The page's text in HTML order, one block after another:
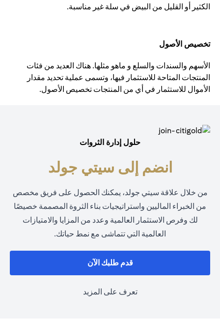
الكثير أو القليل من البيض في سلة غير مناسبة.
تخصيص الأصول
الأسهم والسندات والسلع و ماهو مثلها. هناك العديد من فئات
المنتجات المتاحة للاستثمار فيها، وتسمى عملية تحديد مقدار
الأموال للاستثمار في أي من المنتجات تخصيص الأصول.
حلول إدارة الثروات
انضم إلى سيتي جولد
من خلال علاقة سيتي جولد، يمكنك الحصول على فريق مخصص
من الخبراء الماليين واستراتيجيات بناء الثروة المصممة خصيصًا
لك وفرص الاستثمار العالمية وعدد من المزايا والامتيازات
العالمية التي تتماشى مع نمط حياتك.
قدم طلبك الآن
تعرف على المزيد